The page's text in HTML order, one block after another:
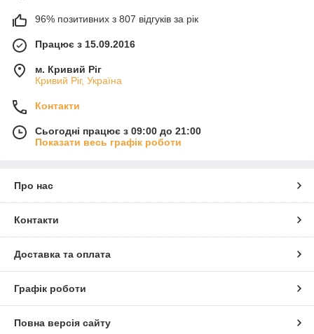
96% позитивних з 807 відгуків за рік
Працює з 15.09.2016
м. Кривий Ріг
Кривий Ріг, Україна
Контакти
Сьогодні працює з 09:00 до 21:00
Показати весь графік роботи
Про нас
Контакти
Доставка та оплата
Графік роботи
Повна версія сайту